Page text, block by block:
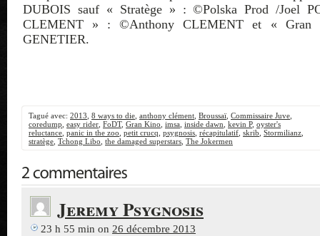
DUBOIS sauf « Stratège » : ©Polska Prod /Joel
CLEMENT » : ©Anthony CLEMENT et «
GENETIER.
Tagué avec: 2013 8 ways to die anthony clément Broussaï Commissaire Juve
coredump easy rider FoDT, Gran Kino imsa inside dawn kevin P, oyster's
reluctance panic in the zoo petit crucq psygnosis récapitulatif skrib Stormilianz
stratège Tchong Libo the damaged superstars The Jokermen
Jeremy Psygnosis
23 h 55 min on 26 décembre 2013